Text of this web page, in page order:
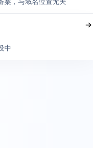
案，与域名位置无关
中